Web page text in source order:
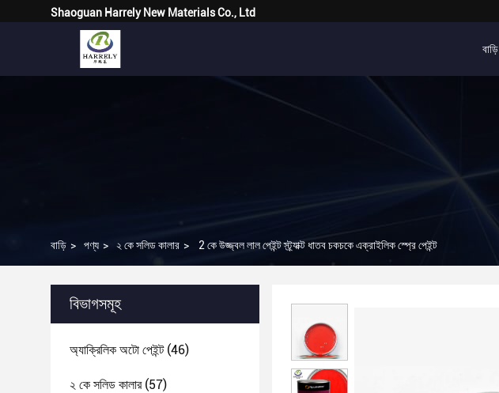
Shaoguan Harrely New Materials Co., Ltd
বাড়ি
বাড়ি > পণ্য > ২ কে সলিড কালার > 2 কে উজ্জ্বল লাল পেইন্ট স্ট্র্যাক্ট ধাতব চকচকে এক্রাইলিক স্প্রে পেইন্ট
বিভাগসমূহ
অ্যাক্রিলিক অটো পেইন্ট(46)
২ কে সলিড কালার(57)